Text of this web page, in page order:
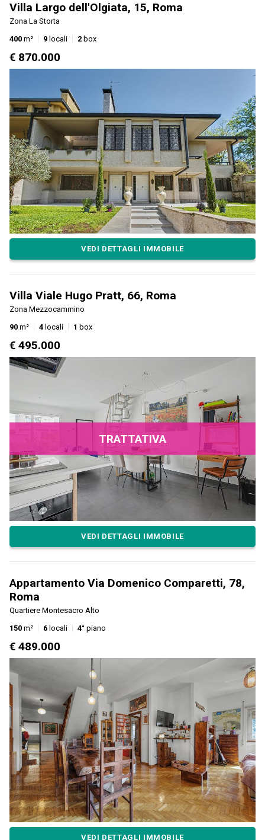
Villa Largo dell'Olgiata, 15, Roma
Zona La Storta
400 m² 9 locali 2 box
€ 870.000
VEDI DETTAGLI IMMOBILE
Villa Viale Hugo Pratt, 66, Roma
Zona Mezzocammino
90 m² 4 locali 1 box
€ 495.000
TRATTATIVA
VEDI DETTAGLI IMMOBILE
Appartamento Via Domenico Comparetti, 78,
Roma
Quartiere Montesacro Alto
150 m² 6 locali 4° piano
€ 489.000
VEDI DETTAGLI IMMOBILE